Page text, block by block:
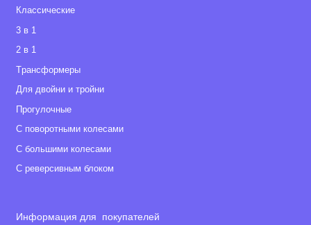
Классические
3 в 1
2 в 1
Tрансформеры
Для двойни и тройни
Прогулочные
С поворотными колесами
С большими колесами
С реверсивным блоком
Информация для покупателей